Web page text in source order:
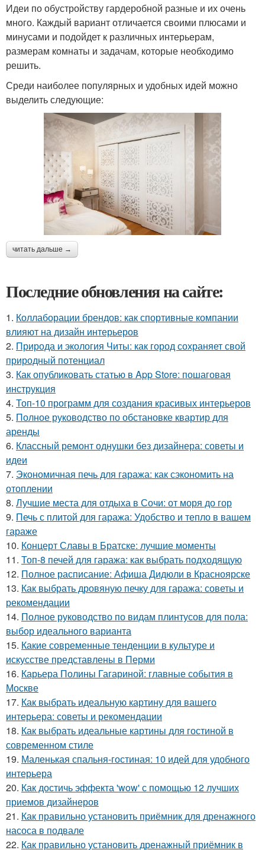
Идеи по обустройству гардеробной разные и их очень
много. Каждый вариант отличается своими плюсами и
минусами и подойдет к различных интерьерам,
размерам комнаты и задачам, которые необходимо
решить.
Среди наиболее популярных и удобных идей можно
выделить следующие:
читать дальше →
Последние обновления на сайте:
1. Коллаборации брендов: как спортивные компании
влияют на дизайн интерьеров
2. Природа и экология Читы: как город сохраняет свой
природный потенциал
3. Как опубликовать статью в App Store: пошаговая
инструкция
4. Топ-10 программ для создания красивых интерьеров
5. Полное руководство по обстановке квартир для
аренды
6. Классный ремонт однушки без дизайнера: советы и
идеи
7. Экономичная печь для гаража: как сэкономить на
отоплении
8. Лучшие места для отдыха в Сочи: от моря до гор
9. Печь с плитой для гаража: Удобство и тепло в вашем
гараже
10. Концерт Славы в Братске: лучшие моменты
11. Топ-8 печей для гаража: как выбрать подходящую
12. Полное расписание: Афиша Дидюли в Красноярске
13. Как выбрать дровяную печку для гаража: советы и
рекомендации
14. Полное руководство по видам плинтусов для пола:
выбор идеального варианта
15. Какие современные тенденции в культуре и
искусстве представлены в Перми
16. Карьера Полины Гагариной: главные события в
Москве
17. Как выбрать идеальную картину для вашего
интерьера: советы и рекомендации
18. Как выбрать идеальные картины для гостиной в
современном стиле
19. Маленькая спальня-гостиная: 10 идей для удобного
интерьера
20. Как достичь эффекта 'wow' с помощью 12 лучших
приемов дизайнеров
21. Как правильно установить приёмник для дренажного
насоса в подвале
22. Как правильно установить дренажный приёмник в